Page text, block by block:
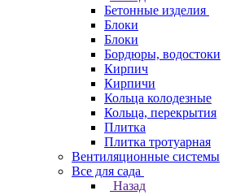
Бетонные изделия
Блоки
Блоки
Бордюры, водостоки
Кирпич
Кирпичи
Кольца колодезные
Кольца, перекрытия
Плитка
Плитка тротуарная
Вентиляционные системы
Все для сада
Назад